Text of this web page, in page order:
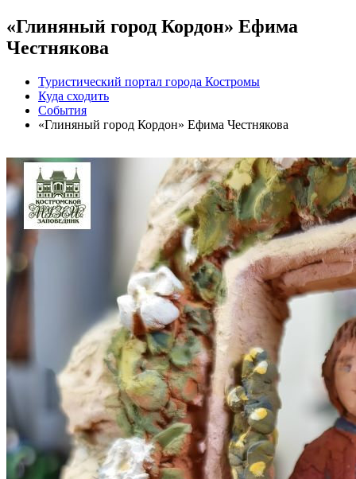
«Глиняный город Кордон» Ефима
Честнякова
Туристический портал города Костромы
Куда сходить
События
«Глиняный город Кордон» Ефима Честнякова